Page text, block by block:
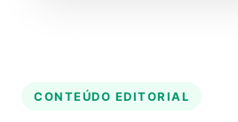
CONTEÚDO EDITORIAL